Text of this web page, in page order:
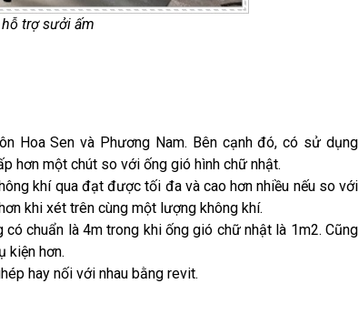
trợ sưởi ấm
Hoa Sen và Phương Nam. Bên cạnh đó, có sử dụng
hơn một chút so với ống gió hình chữ nhật.
khí qua đạt được tối đa và cao hơn nhiều nếu so với
khi xét trên cùng một lượng không khí.
chuẩn là 4m trong khi ống gió chữ nhật là 1m2. Cũng
kiện hơn.
hay nối với nhau bằng revit.